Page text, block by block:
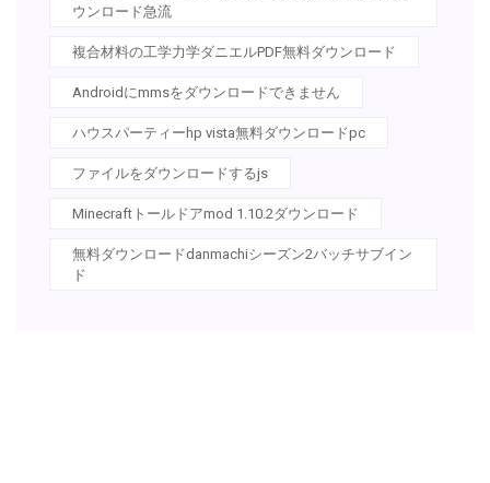
ウンロード急流
複合材料の工学力学ダニエルPDF無料ダウンロード
Androidにmmsをダウンロードできません
ハウスパーティーhp vista無料ダウンロードpc
ファイルをダウンロードするjs
Minecraftトールドアmod 1.10.2ダウンロード
無料ダウンロードdanmachiシーズン2バッチサブイン
ド